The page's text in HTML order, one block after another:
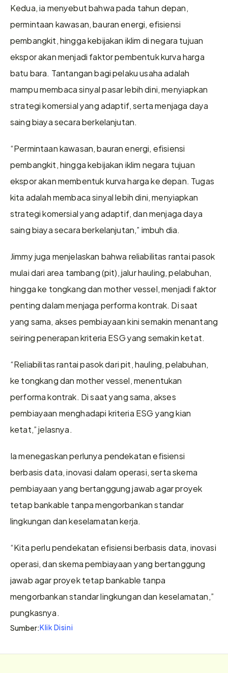
Kedua, ia menyebut bahwa pada tahun depan,
permintaan kawasan, bauran energi, efisiensi
pembangkit, hingga kebijakan iklim di negara tujuan
ekspor akan menjadi faktor pembentuk kurva harga
batu bara. Tantangan bagi pelaku usaha adalah
mampu membaca sinyal pasar lebih dini, menyiapkan
strategi komersial yang adaptif, serta menjaga daya
saing biaya secara berkelanjutan.
“Permintaan kawasan, bauran energi, efisiensi
pembangkit, hingga kebijakan iklim negara tujuan
ekspor akan membentuk kurva harga ke depan. Tugas
kita adalah membaca sinyal lebih dini, menyiapkan
strategi komersial yang adaptif, dan menjaga daya
saing biaya secara berkelanjutan,” imbuh dia.
Jimmy juga menjelaskan bahwa reliabilitas rantai pasok
mulai dari area tambang (pit), jalur hauling, pelabuhan,
hingga ke tongkang dan mother vessel, menjadi faktor
penting dalam menjaga performa kontrak. Di saat
yang sama, akses pembiayaan kini semakin menantang
seiring penerapan kriteria ESG yang semakin ketat.
“Reliabilitas rantai pasok dari pit, hauling, pelabuhan,
ke tongkang dan mother vessel, menentukan
performa kontrak. Di saat yang sama, akses
pembiayaan menghadapi kriteria ESG yang kian
ketat,” jelasnya.
Ia menegaskan perlunya pendekatan efisiensi
berbasis data, inovasi dalam operasi, serta skema
pembiayaan yang bertanggung jawab agar proyek
tetap bankable tanpa mengorbankan standar
lingkungan dan keselamatan kerja.
“Kita perlu pendekatan efisiensi berbasis data, inovasi
operasi, dan skema pembiayaan yang bertanggung
jawab agar proyek tetap bankable tanpa
mengorbankan standar lingkungan dan keselamatan,”
pungkasnya.
Sumber:Klik Disini